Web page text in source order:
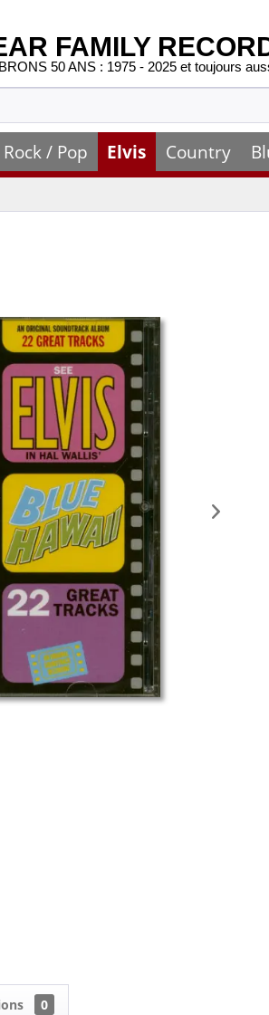
FAMILY
50 ANS : 1975 - 2025 et toujours
Rock / Pop Elvis Country
0